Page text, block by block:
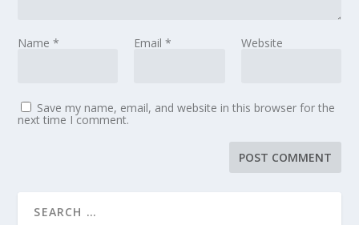
Name* Email * Website
Save my name, email, and website in this browser for the
next time I comment.